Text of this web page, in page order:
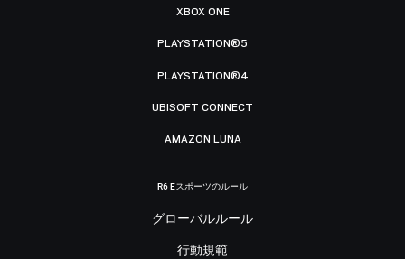
XBOX ONE
PLAYSTATION®5
PLAYSTATION®4
UBISOFT CONNECT
AMAZON LUNA
R6 Eスポーツのルール
グローバルルール
行動規範